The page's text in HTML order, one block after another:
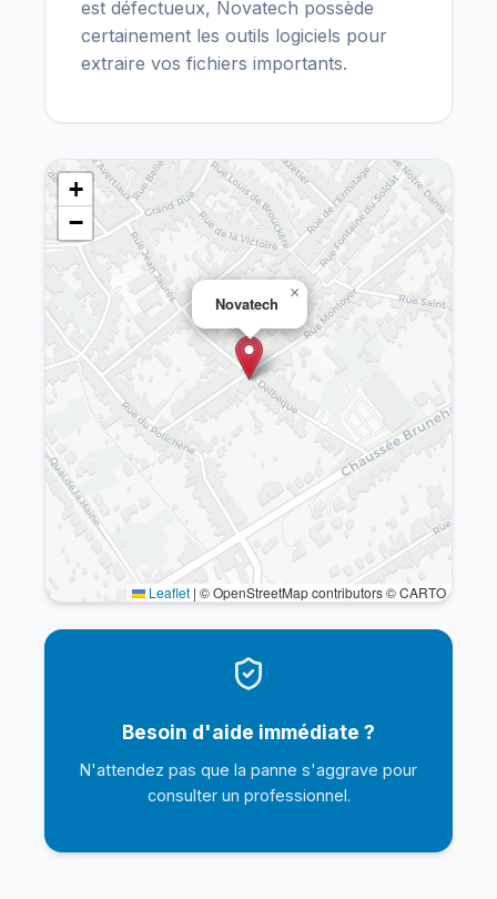
est défectueux, Novatech possède
certainement les outils logiciels pour
extraire vos fichiers importants.
Novatech
×
+
−
Leaflet | © OpenStreetMap contributors © CARTO
Besoin d'aide immédiate ?
N'attendez pas que la panne s'aggrave pour
consulter un professionnel.